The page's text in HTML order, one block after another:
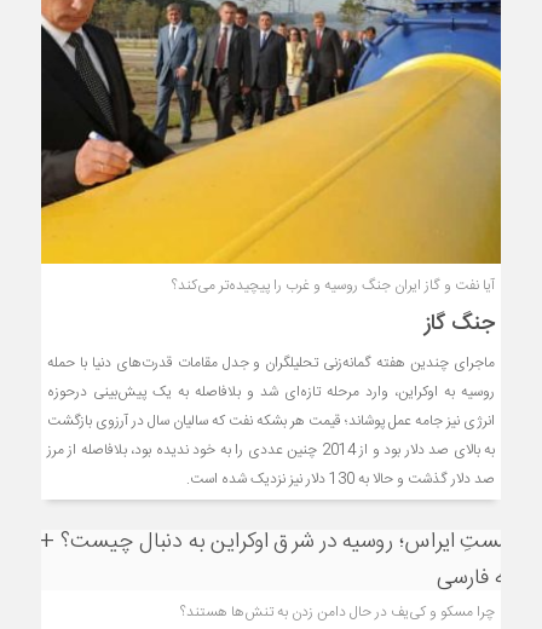
آیا نفت و گاز ایران جنگ روسیه و غرب را پیچیده‌تر می‌کند؟
جنگ گاز
ماجرای چندین هفته گمانه‌زنی تحلیلگران و جدل مقامات قدرت‌های دنیا با حمله
روسیه به اوکراین، وارد مرحله تازه‌ای شد و بلافاصله به یک پیش‌بینی درحوزه
انرژی نیز جامه عمل پوشاند؛ قیمت هر بشکه نفت که سالیان سال در آرزوی بازگشت
به بالای صد دلار بود و از 2014 چنین عددی را به خود ندیده بود، بلافاصله از مرز
صد دلار گذشت و حالا به 130 دلار نیز نزدیک شده است.
چرا مسکو و کی‌یف در حال دامن زدن به تنش‌ها هستند؟